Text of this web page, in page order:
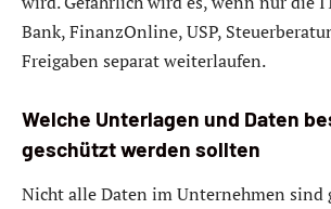
Bank, FinanzOnline, USP,
Freigaben separat weiterlaufen.
Welche Unterlagen und Daten
geschützt werden sollten
Nicht alle Daten im Unternehmen sind